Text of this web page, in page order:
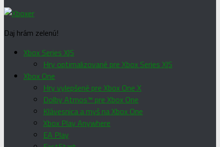
Daj hrám zelenú!
Xbox Series X|S
Hry optimalizované pre Xbox Series X|S
Xbox One
Hry vylepšené pre Xbox One X
Dolby Atmos™ pre Xbox One
Klávesnica a myš na Xbox One
Xbox Play Anywhere
EA Play